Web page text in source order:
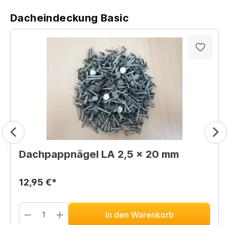
Dacheindeckung Basic
Dachpappnägel LA 2,5 x 20 mm
12,95 €*
In den Warenkorb